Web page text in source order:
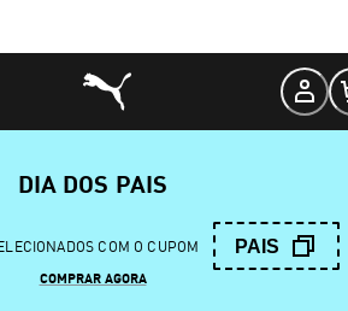
DIA DOS PAIS
COM O CUPOM PAIS
COMPRAR AGORA